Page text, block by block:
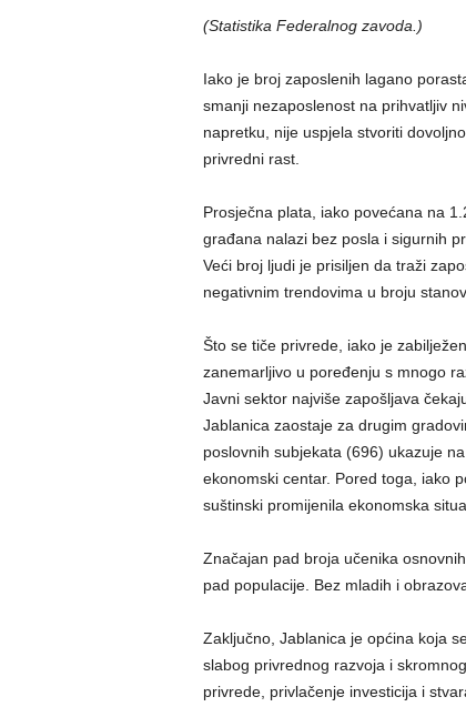
(Statistika Federalnog zavoda.)
Iako je broj zaposlenih lagano
smanji nezaposlenost na prihvatljiv
napretku, nije uspjela stvoriti
privredni rast.
Prosječna plata, iako povećana na
građana nalazi bez posla i sigurnih
Veći broj ljudi je prisiljen da traži
negativnim trendovima u broju
Što se tiče privrede, iako je
zanemarljivo u poređenju s mnogo
Javni sektor najviše zapošljava
Jablanica zaostaje za drugim
poslovnih subjekata (696) ukazuje
ekonomski centar. Pored toga, iako
suštinski promijenila ekonomska
Značajan pad broja učenika
pad populacije. Bez mladih i
Zaključno, Jablanica je općina koja
slabog privrednog razvoja i
privrede, privlačenje investicija i